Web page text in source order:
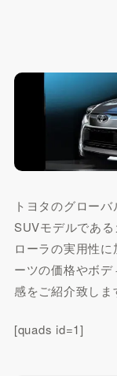
トヨタのグロー
SUVモデルであ
ローラの実用性
ーツの価格やボ
感をご紹介致しま
[quads id=1]